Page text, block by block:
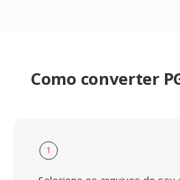
Como converter
1